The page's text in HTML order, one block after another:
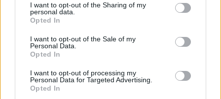
I want to opt-out of the Sharing of my
personal data.
Opted In
I want to opt-out of the Sale of my
Personal Data.
Opted In
I want to opt-out of processing my
Personal Data for Targeted Advertising.
Opted In
anche i suoi limiti e ha aperto
nuove sfide legate alla carenza di
personale sanitario, all
sostenibilità economica dei sistemi pubblici.
Per questo il confronto, condotto da
esperto di scenari contemporanei, metterà al centro temi come
l’organizzazione dei servizi sanitari, il rafforzamento della medicina
di prossimità, la prevenzione, la digitalizzazione e l’innovazione